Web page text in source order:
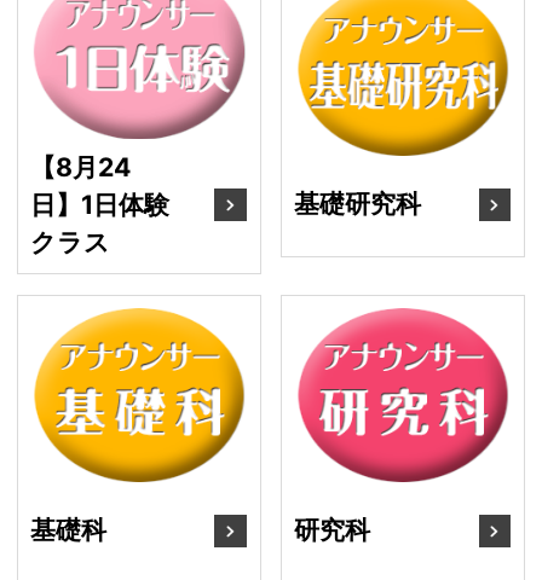
【8月24
日】1日体験
クラス
基礎研究科
基礎科 研究科